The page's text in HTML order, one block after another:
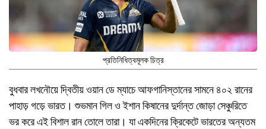
প্রতিনিধিত্বমূলক চিত্র
বুধবার লখনৌয়ে দ্বিতীয় ওয়ান ডে ম্যাচে আফগানিস্তানের সামনে ৪০২ রানের
পাহাড় গড়ে ভারত। শুভমান গিল ও ইশান কিষানের দুর্দান্ত জোড়া সেঞ্চুরিতে
ভর করে এই বিশাল রান তোলে তারা। যা একদিনের ক্রিকেটে ভারতের অন্যতম